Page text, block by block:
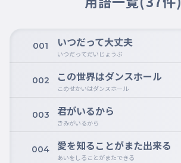
001 いつだって大丈夫
いつだってだいじょうぶ
002 この世界はダンスホール
このせかいはダンスホール
003 君がいるから
きみがいるから
004 愛を知ることがまた出来る
あいをしることがまたできる